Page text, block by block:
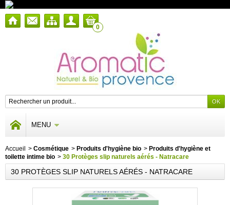
0
MENU
Accueil > Cosmétique > Produits d'hygiène bio > Produits d'hygiène et
toilette intime bio > 30 Protèges slip naturels aérés - Natracare
30 PROTÈGES SLIP NATURELS AÉRÉS - NATRACARE